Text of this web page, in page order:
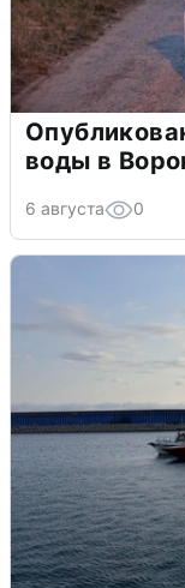
воды в
6 августа 0